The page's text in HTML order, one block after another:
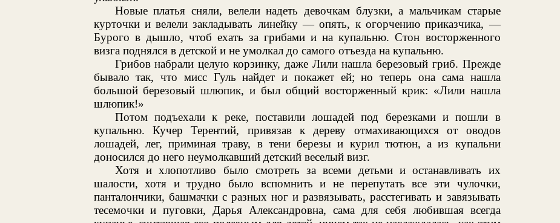
Новые платья сняли, велели надеть девочкам блузки, а мальчикам старые
курточки и велели закладывать линейку — опять, к огорчению приказчика, —
Бурого в дышло, чтоб ехать за грибами и на купальню. Стон восторженного
визга поднялся в детской и не умолкал до самого отъезда на купальню.
Грибов набрали целую корзинку, даже Лили нашла березовый гриб. Прежде
бывало так, что мисс Гуль найдет и покажет ей; но теперь она сама нашла
большой березовый шлюпик, и был общий восторженный крик: «Лили нашла
шлюпик!»
Потом подъехали к реке, поставили лошадей под березками и пошли в
купальню. Кучер Терентий, привязав к дереву отмахивающихся от оводов
лошадей, лег, приминая траву, в тени березы и курил тютюн, а из купальни
доносился до него неумолкавший детский веселый визг.
Хотя и хлопотливо было смотреть за всеми детьми и останавливать их
шалости, хотя и трудно было вспомнить и не перепутать все эти чулочки,
панталончики, башмачки с разных ног и развязывать, расстегивать и завязывать
тесемочки и пуговки, Дарья Александровна, сама для себя любившая всегда